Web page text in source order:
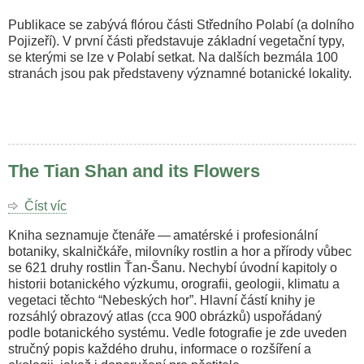
Publikace se zabývá flórou části Středního Polabí (a dolního
Pojizeří). V první části představuje základní vegetační typy,
se kterými se lze v Polabí setkat. Na dalších bezmála 100
stranách jsou pak představeny významné botanické lokality.
The Tian Shan and its Flowers
Číst víc
Tian
Shan
and
its
Flowers
Kniha seznamuje čtenáře — amatérské i profesionální
botaniky, skalničkáře, milovníky rostlin a hor a přírody vůbec
se 621 druhy rostlin Ťan-Šanu. Nechybí úvodní kapitoly o
historii botanického výzkumu, orografii, geologii, klimatu a
vegetaci těchto “Nebeských hor”. Hlavní částí knihy je
rozsáhlý obrazový atlas (cca 900 obrázků) uspořádaný
podle botanického systému. Vedle fotografie je zde uveden
stručný popis každého druhu, informace o rozšíření a